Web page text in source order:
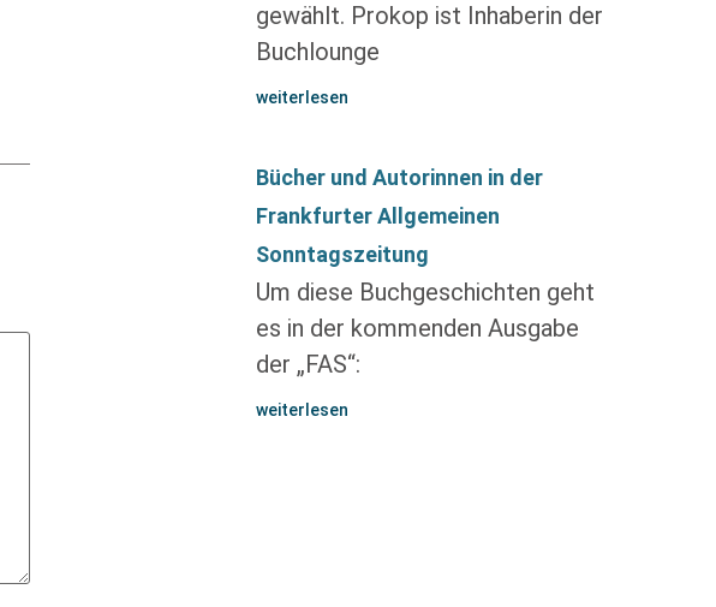
gewählt. Prokop ist Inhaberin der
Buchlounge
weiterlesen
Bücher und Autorinnen in der
Frankfurter Allgemeinen
Sonntagszeitung
Um diese Buchgeschichten geht
es in der kommenden Ausgabe
der „FAS“:
weiterlesen